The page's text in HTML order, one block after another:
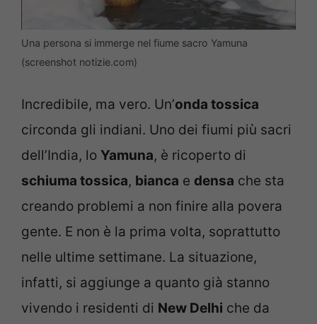
Una persona si immerge nel fiume sacro Yamuna
(screenshot notizie.com)
Incredibile, ma vero. Un’onda tossica
circonda gli indiani. Uno dei fiumi più sacri
dell’India, lo Yamuna, è ricoperto di
schiuma tossica, bianca e densa che sta
creando problemi a non finire alla povera
gente. E non è la prima volta, soprattutto
nelle ultime settimane. La situazione,
infatti, si aggiunge a quanto già stanno
vivendo i residenti di New Delhi che da